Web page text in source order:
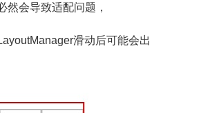
会导致适配问题，
滑动后可能会出